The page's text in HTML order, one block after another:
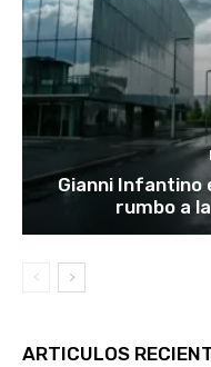
Gianni Infantino
rumbo a
ARTICULOS